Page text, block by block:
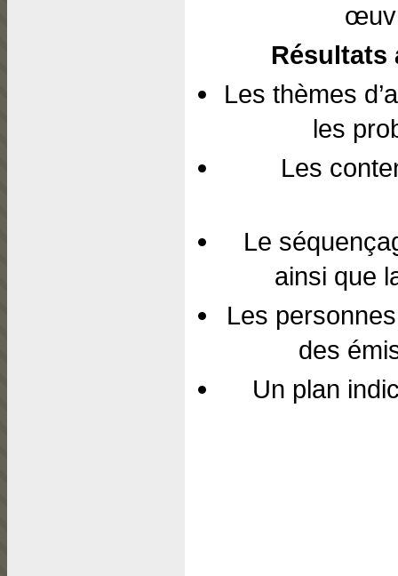
Résultats
Les thèmes
les
Les
Le
ainsi que
Les
des
Un plan